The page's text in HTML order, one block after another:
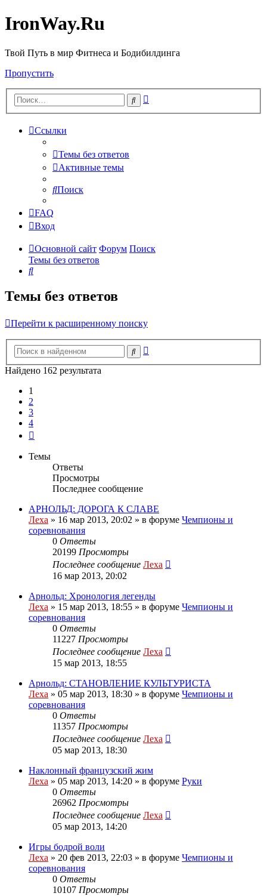
IronWay.Ru
Твой Путь в мир Фитнеса и Бодибилдинга
Пропустить
Поиск
Ссылки
Темы без ответов
Активные темы
Поиск
FAQ
Вход
Основной сайт Форум Поиск
Темы без ответов
Поиск
Темы без ответов
Перейти к расширенному поиску
Поиск
Найдено 162 результата
1
2
3
4
Темы
Ответы
Просмотры
Последнее сообщение
АРНОЛЬД: ДОРОГА К СЛАВЕ
Леха » 16 мар 2013, 20:02 » в форуме Чемпионы и
соревнования
0 Ответы
20199 Просмотры
Последнее сообщение Леха
16 мар 2013, 20:02
Арнольд: Хронология легенды
Леха » 15 мар 2013, 18:55 » в форуме Чемпионы и
соревнования
0 Ответы
11227 Просмотры
Последнее сообщение Леха
15 мар 2013, 18:55
Арнольд: СТАНОВЛЕНИЕ КУЛЬТУРИСТА
Леха » 05 мар 2013, 18:30 » в форуме Чемпионы и
соревнования
0 Ответы
11357 Просмотры
Последнее сообщение Леха
05 мар 2013, 18:30
Наклонный французский жим
Леха » 05 мар 2013, 14:20 » в форуме Руки
0 Ответы
26962 Просмотры
Последнее сообщение Леха
05 мар 2013, 14:20
Игры бодрой воли
Леха » 20 фев 2013, 22:03 » в форуме Чемпионы и
соревнования
0 Ответы
10107 Просмотры